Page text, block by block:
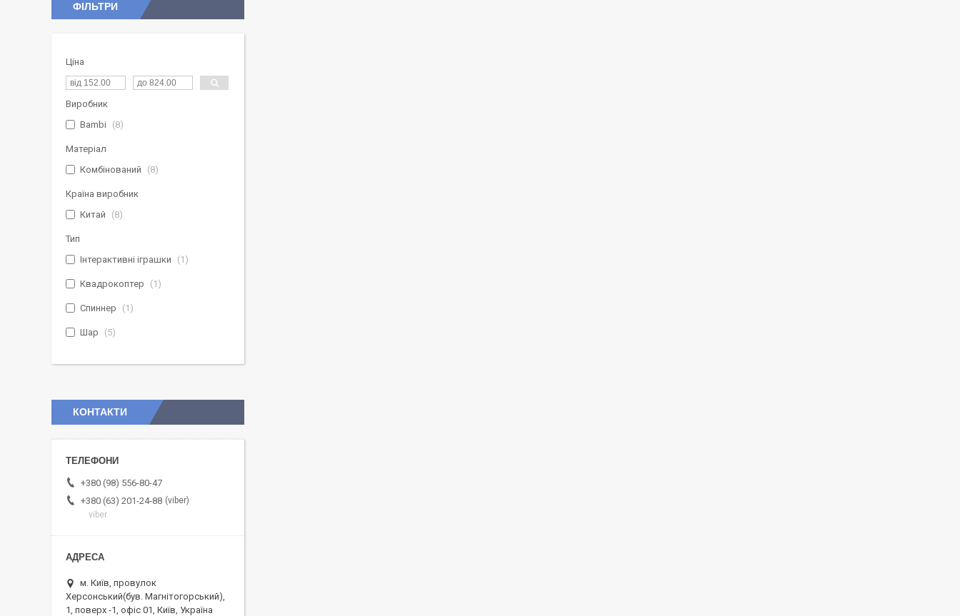
ФІЛЬТРИ
Ціна
Виробник
Bambi
8
Матеріал
Комбінований
8
Країна виробник
Китай
8
Тип
Інтерактивні іграшки
1
Квадрокоптер 1
Спиннер 1
Шар 5
КОНТАКТИ
+380 (98) 556-80-47
+380 (63) 201-24-88 viber
viber
м. Київ, провулок
Херсонський(був. Магнітогорський),
1, поверх -1, офіс 01, Київ, Україна